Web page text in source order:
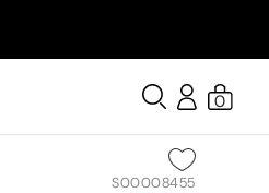
0
S00008455